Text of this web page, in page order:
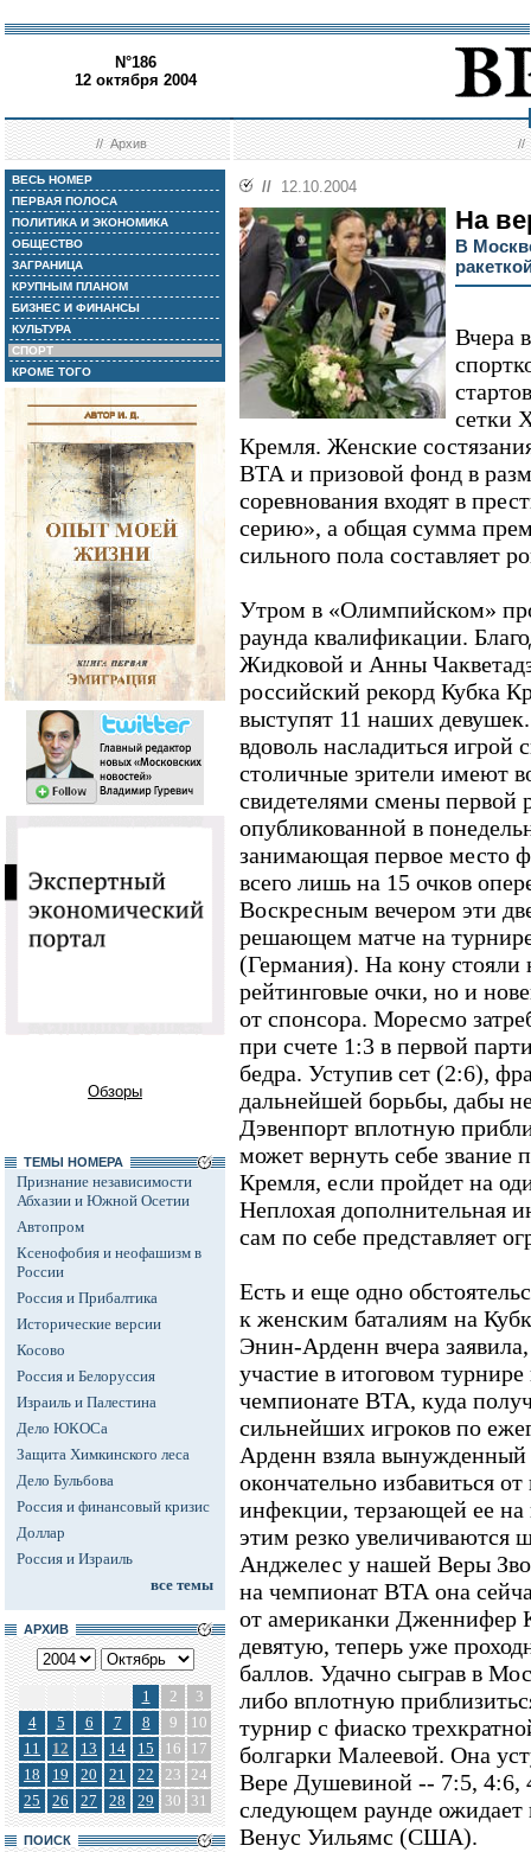
N°186
12 октября 2004
//Архив //
ВЕСЬ НОМЕР
ПЕРВАЯ ПОЛОСА
ПОЛИТИКА И ЭКОНОМИКА
ОБЩЕСТВО
ЗАГРАНИЦА
КРУПНЫМ ПЛАНОМ
БИЗНЕС И ФИНАНСЫ
КУЛЬТУРА
СПОРТ
КРОМЕ ТОГО
Обзоры
ТЕМЫ НОМЕРА
Признание независимости
Абхазии и Южной Осетии
Автопром
Ксенофобия и неофашизм в
России
Россия и Прибалтика
Исторические версии
Косово
Россия и Белоруссия
Израиль и Палестина
Дело ЮКОСа
Защита Химкинского леса
Дело Бульбова
Россия и финансовый кризис
Доллар
Россия и Израиль
все темы
АРХИВ
1 2
3
4
5 6 7 8 9
10
11
12 13 14 15 16
17
18
19 20 21 22 23 24
25
26 27 28 29 30 31
ПОИСК
// 12.10.2004
На
В
Вчера
сетки
Кремля. Женские
ВТА и призовой фонд в
соревнования входят в
серию», а общая сумма
сильного пола составляет
Утром в «Олимпийском»
раунда квалификации.
Жидковой и Анны
российский рекорд Кубка
выступят 11 наших
вдоволь насладиться игрой
столичные зрители имеют
свидетелями смены первой
опубликованной в
занимающая первое место
всего лишь на 15 очков
Воскресным вечером эти
решающем матче на
(Германия). На кону стояли
рейтинговые очки, но и
от спонсора. Моресмо
при счете 1:3 в первой
бедра. Уступив сет (2:6),
дальнейшей борьбы, дабы
Дэвенпорт вплотную
может вернуть себе звание
Кремля, если пройдет на
Неплохая дополнительная
сам по себе представляет
Есть и еще одно
к женским баталиям на
Энин-Арденн вчера
участие в итоговом
чемпионате ВТА, куда
сильнейших игроков по
Арденн взяла вынужденный
окончательно избавиться
инфекции, терзающей ее на
этим резко увеличиваются
Анджелес у нашей Веры
на чемпионат ВТА она
от американки Дженнифер
девятую, теперь уже
баллов. Удачно сыграв в
либо вплотную
турнир с фиаско
болгарки Малеевой. Она
Вере Душевиной -- 7:5, 4:6,
следующем раунде
Венус Уильямс (США).